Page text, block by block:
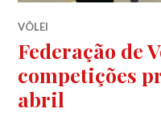
VÔLEI
Federação de
competições
abril